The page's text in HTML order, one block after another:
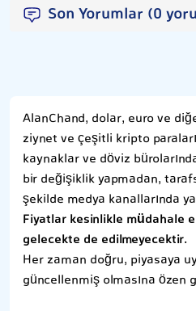
Son Yorumlar (0
AlanChand, dolar, euro ve
ziynet ve çeşitli kripto
kaynaklar ve döviz
bir değişiklik yapmadan,
şekilde medya kanallarında
Fiyatlar kesinlikle müdahale
gelecekte de edilmeyecektir.
Her zaman doğru, piyasaya
güncellenmiş olmasına özen